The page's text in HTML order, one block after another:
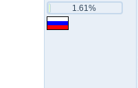
1.61%